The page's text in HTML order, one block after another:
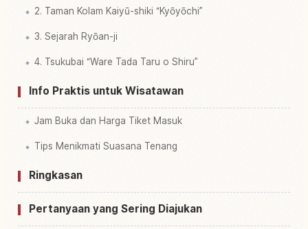
2. Taman Kolam Kaiyū-shiki “Kyōyōchi”
3. Sejarah Ryōan-ji
4. Tsukubai “Ware Tada Taru o Shiru”
Info Praktis untuk Wisatawan
Jam Buka dan Harga Tiket Masuk
Tips Menikmati Suasana Tenang
Ringkasan
Pertanyaan yang Sering Diajukan